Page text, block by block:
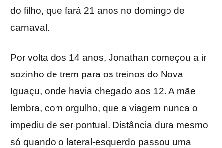
do filho, que fará 21 anos no domingo de
carnaval.
Por volta dos 14 anos, Jonathan começou a ir
sozinho de trem para os treinos do Nova
Iguaçu, onde havia chegado aos 12. A mãe
lembra, com orgulho, que a viagem nunca o
impediu de ser pontual. Distância dura mesmo
só quando o lateral-esquerdo passou uma